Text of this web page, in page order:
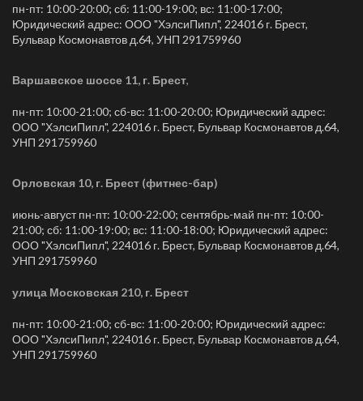
пн-пт: 10:00-20:00; сб: 11:00-19:00; вс: 11:00-17:00;
Юридический адрес: ООО "ХэлсиПипл", 224016 г. Брест,
Бульвар Космонавтов д.64, УНП 291759960
Варшавское шоссе 11, г. Брест,
пн-пт: 10:00-21:00; сб-вс: 11:00-20:00; Юридический адрес:
ООО "ХэлсиПипл", 224016 г. Брест, Бульвар Космонавтов д.64,
УНП 291759960
Орловская 10, г. Брест (фитнес-бар)
июнь-август пн-пт: 10:00-22:00; сентябрь-май пн-пт: 10:00-
21:00; сб: 11:00-19:00; вс: 11:00-18:00; Юридический адрес:
ООО "ХэлсиПипл", 224016 г. Брест, Бульвар Космонавтов д.64,
УНП 291759960
улица Московская 210, г. Брест
пн-пт: 10:00-21:00; сб-вс: 11:00-20:00; Юридический адрес:
ООО "ХэлсиПипл", 224016 г. Брест, Бульвар Космонавтов д.64,
УНП 291759960